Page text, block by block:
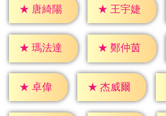
★ 唐綺陽 ★ 王宇婕
★ 瑪法達 ★ 鄭仲茵
★ 卓偉 ★ 杰威爾